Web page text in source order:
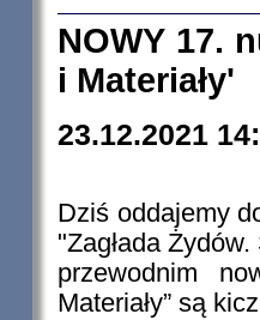
NOWY 17.
i Materiały'
23.12.2021
Dziś oddajemy
"Zagłada
przewodnim
Materiały” są